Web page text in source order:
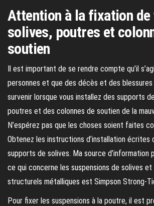
Attention à la fixation de
solives, poutres et
soutien
Il est important de se rendre compte qu’il
personnes et que des décès et des
survenir lorsque vous installez des supports
poutres et des colonnes de soutien de la
N’espérez pas que les choses soient faites
Obtenez les instructions d’installation écrites
supports de solives. Ma source d’information
ce qui concerne les suspensions de solives
structurels métalliques est Simpson Strong-
Pour fixer les suspensions à la poutre, il est